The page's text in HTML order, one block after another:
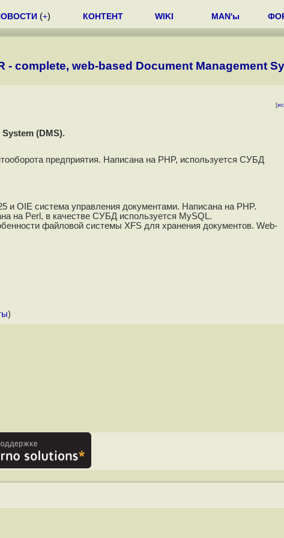
(+) КОНТЕНТ WIKI MAN'ы
- complete, web-based Document Management
[
(DMS).
предприятия. Написана на PHP, используется СУБД
и OIE система управления документами. Написана на PHP.
на Perl, в качестве СУБД используется MySQL.
файловой системы XFS для хранения документов. Web-
)